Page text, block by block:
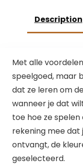
Tandheelkundige
tandenreiniging
Description
Met alle
speelgoed, maar
dat ze leren om
wanneer je dat
toe hoe ze spelen
rekening mee dat
ontvangt, de
geselecteerd.